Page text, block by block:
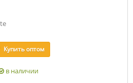
Купитьоптом
в наличии